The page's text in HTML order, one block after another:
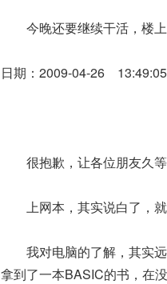
今晚还要继续干活，楼上
日期：2009-04-26 13:49:05
很抱歉，让各位朋友久等
上网本，其实说白了，就
我对电脑的了解，其实远
拿到了一本BASIC的书，在